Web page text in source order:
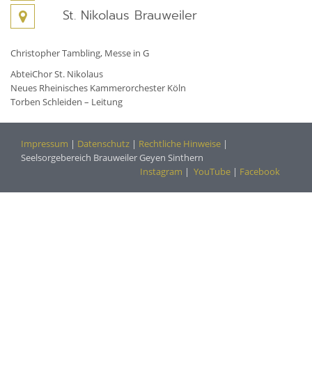
St. Nikolaus Brauweiler
Christopher Tambling, Messe in G
AbteiChor St. Nikolaus
Neues Rheinisches Kammerorchester Köln
Torben Schleiden – Leitung
Impressum | Datenschutz | Rechtliche Hinweise |
Seelsorgebereich Brauweiler Geyen Sinthern
Instagram | YouTube | Facebook